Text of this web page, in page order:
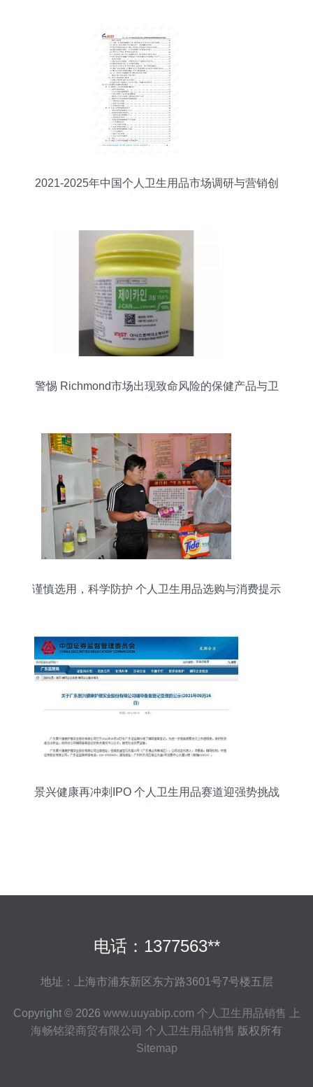
2021-2025年中国个人卫生用品市场调研与营销创
警惕 Richmond市场出现致命风险的保健产品与卫
谨慎选用，科学防护 个人卫生用品选购与消费提示
景兴健康再冲刺IPO 个人卫生用品赛道迎强势挑战
电话：1377563**
地址：上海市浦东新区东方路3601号7号楼五层
Copyright © 2026 www.uuyabip.com 个人卫生用品销售
上
海畅铭梁商贸有限公司 个人卫生用品销售 版权所有
Sitemap